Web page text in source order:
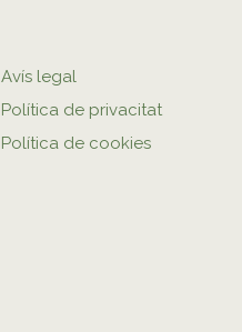
Avís legal
Política de privacitat
Política de cookies